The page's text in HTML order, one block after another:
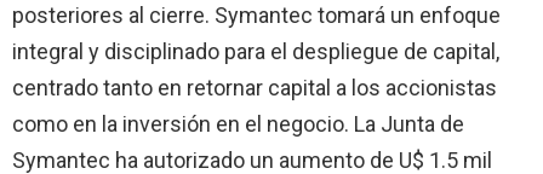
posteriores al cierre. Symantec tomará un enfoque
integral y disciplinado para el despliegue de capital,
centrado tanto en retornar capital a los accionistas
como en la inversión en el negocio. La Junta de
Symantec ha autorizado un aumento de U$ 1.5 mil